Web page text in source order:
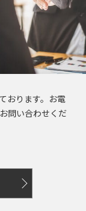
おります。お電
問い合わせくだ